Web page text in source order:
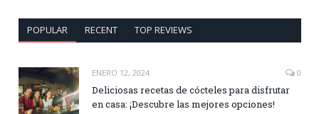
POPULAR RECENT TOP REVIEWS
ENERO 12, 2024 0
Deliciosas recetas de cócteles para disfrutar
en casa: ¡Descubre las mejores opciones!